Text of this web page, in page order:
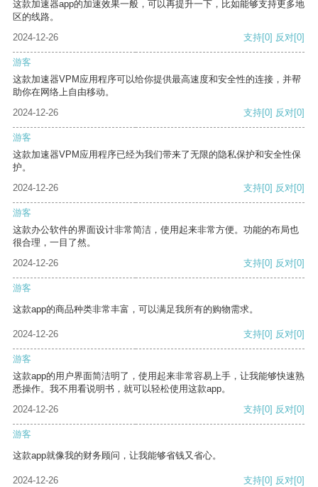
这款加速器app的加速效果一般，可以再提升一下，比如能够支持更多地
区的线路。
2024-12-26
支持[0] 反对[0]
游客
这款加速器VPM应用程序可以给你提供最高速度和安全性的连接，并帮
助你在网络上自由移动。
2024-12-26
支持[0] 反对[0]
游客
这款加速器VPM应用程序已经为我们带来了无限的隐私保护和安全性保
护。
2024-12-26
支持[0] 反对[0]
游客
这款办公软件的界面设计非常简洁，使用起来非常方便。功能的布局也
很合理，一目了然。
2024-12-26
支持[0] 反对[0]
游客
这款app的商品种类非常丰富，可以满足我所有的购物需求。
2024-12-26 支持[0] 反对[0]
游客
这款app的用户界面简洁明了，使用起来非常容易上手，让我能够快速熟
悉操作。我不用看说明书，就可以轻松使用这款app。
2024-12-26
支持[0] 反对[0]
游客
这款app就像我的财务顾问，让我能够省钱又省心。
2024-12-26 支持[0] 反对[0]